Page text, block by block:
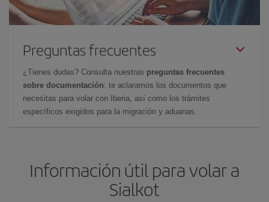
Preguntas frecuentes
¿Tienes dudas? Consulta nuestras preguntas frecuentes
sobre documentación: te aclaramos los documentos que
necesitas para volar con Iberia, así como los trámites
específicos exigidos para la migración y aduanas.
Información útil para volar a
Sialkot